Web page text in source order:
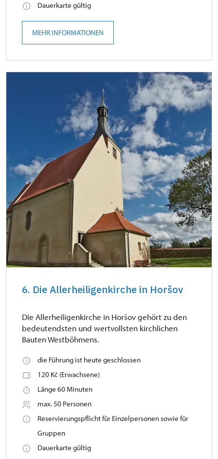
Dauerkarte gültig
MEHR INFORMATIONEN
6. Die Allerheiligenkirche in Horšov
Die Allerheiligenkirche in Horšov gehört zu den
bedeutendsten und wertvollsten kirchlichen
Bauten Westböhmens.
die Führung ist heute geschlossen
120 Kč (Erwachsene)
Länge 60 Minuten
max. 50 Personen
Reservierungspflicht für Einzelpersonen sowie für
Gruppen
Dauerkarte gültig